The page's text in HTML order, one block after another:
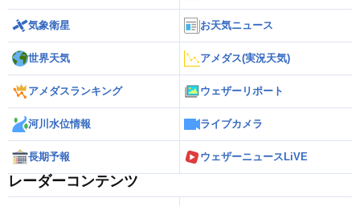
気象衛星 お天気ニュース
世界天気 アメダス(実況天気)
アメダスランキング ウェザーリポート
河川水位情報 ライブカメラ
長期予報 ウェザーニュースLiVE
レーダーコンテンツ